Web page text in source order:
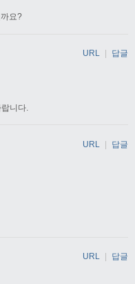
요?
니다.
URL 답글
URL | 답글
URL 답글